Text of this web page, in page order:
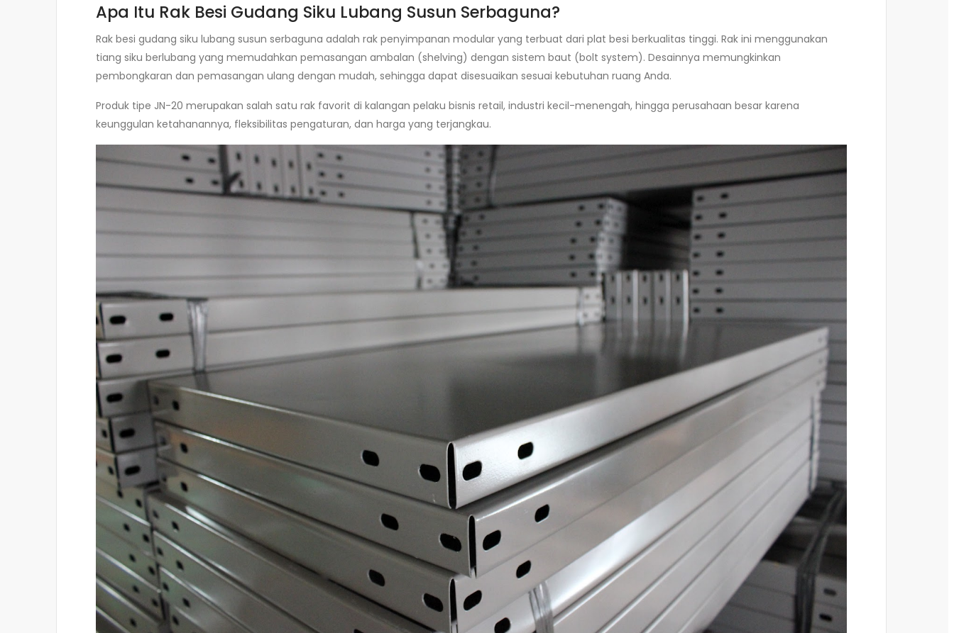
Apa Itu Rak Besi Gudang Siku Lubang Susun Serbaguna?
Rak besi gudang siku lubang susun serbaguna adalah rak penyimpanan modular yang terbuat dari plat besi berkualitas tinggi. Rak ini menggunakan
tiang siku berlubang yang memudahkan pemasangan ambalan (shelving) dengan sistem baut (bolt system). Desainnya memungkinkan
pembongkaran dan pemasangan ulang dengan mudah, sehingga dapat disesuaikan sesuai kebutuhan ruang Anda.
Produk tipe JN-20 merupakan salah satu rak favorit di kalangan pelaku bisnis retail, industri kecil-menengah, hingga perusahaan besar karena
keunggulan ketahanannya, fleksibilitas pengaturan, dan harga yang terjangkau.